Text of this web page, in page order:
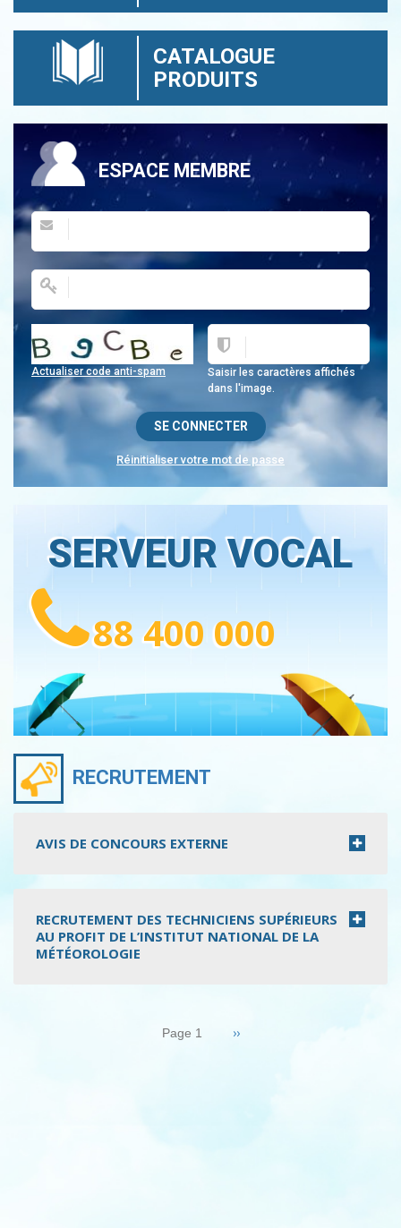
CATALOGUE
PRODUITS
ESPACE MEMBRE
Saisir les caractères affichés
dans l'image.
Actualiser code anti-spam
Réinitialiser votre mot de passe
SERVEUR VOCAL
88 400 000
RECRUTEMENT
AVIS DE CONCOURS EXTERNE
RECRUTEMENT DES TECHNICIENS SUPÉRIEURS
AU PROFIT DE L’INSTITUT NATIONAL DE LA
MÉTÉOROLOGIE
Page 1 Page
››